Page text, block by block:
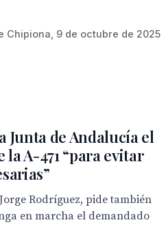
Chipiona, 9 de octubre de 2025
Junta de Andalucía el
A-471 “para evitar
Rodríguez, pide también
en marcha el demandado